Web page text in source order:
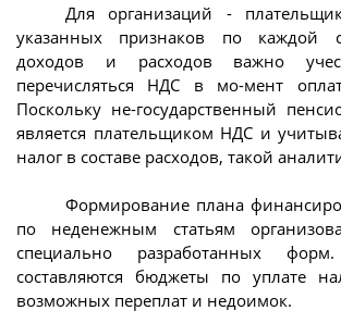
Для организаций -
указанных признаков по каждой
доходов и расходов важно
перечисляться НДС в мо-мент
Поскольку не-государственный
является плательщиком НДС и
налог в составе расходов, такой
Формирование плана
по неденежным статьям
специально разработанных
составляются бюджеты по уплате
возможных переплат и недоимок.